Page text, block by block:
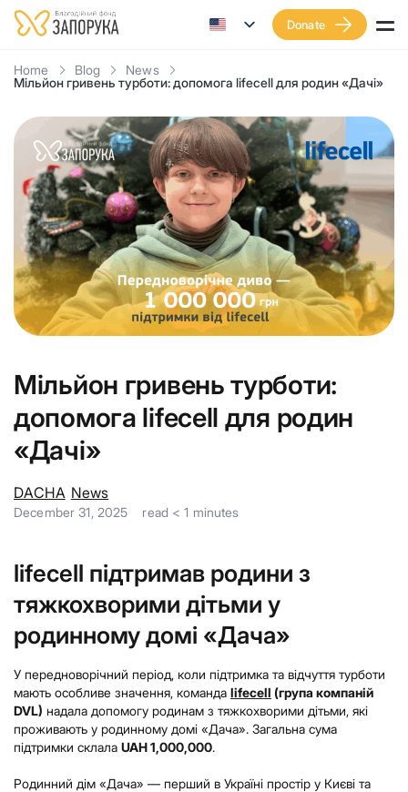
Donate
Home Blog
News
Мільйон гривень турботи: допомога lifecell для родин «Дачі»
Мільйон гривень турботи:
допомога lifecell для родин
«Дачі»
DACHA News
December 31, 2025 read < 1 minutes
lifecell підтримав родини з
тяжкохворими дітьми у
родинному домі «Дача»
У передноворічний період, коли підтримка та відчуття турботи
мають особливе значення, команда lifecell (група компаній
DVL) надала допомогу родинам з тяжкохворими дітьми, які
проживають у родинному домі «Дача». Загальна сума
підтримки склала UAH 1,000,000.
Родинний дім «Дача» — перший в Україні простір у Києві та